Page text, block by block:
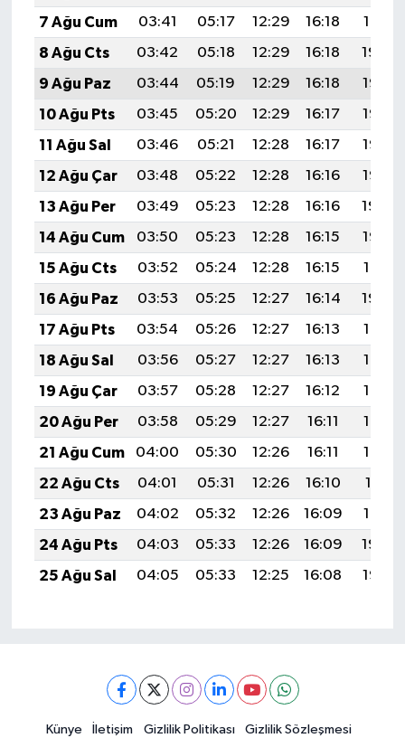
7 Ağu Cum
03:41 05:17 12:29 16:18
19:31
8 Ağu Cts
03:42 05:18 12:29 16:18
19:30
9 Ağu Paz
03:44 05:19 12:29 16:18
19:28
10 Ağu Pts
03:45 05:20 12:29 16:17
19:27
11 Ağu Sal
03:46 05:21 12:28 16:17
19:26
12 Ağu Çar
03:48 05:22 12:28 16:16
19:25
13 Ağu Per
03:49 05:23 12:28 16:16
19:24
14 Ağu Cum
03:50 05:23 12:28 16:15
19:22
15 Ağu Cts
03:52 05:24 12:28 16:15
19:21
16 Ağu Paz
03:53 05:25 12:27 16:14
19:20
17 Ağu Pts
03:54 05:26 12:27 16:13
19:18
18 Ağu Sal
03:56 05:27 12:27 16:13
19:17
19 Ağu Çar
03:57 05:28 12:27 16:12
19:16
20 Ağu Per
03:58 05:29 12:27 16:11
19:14
21 Ağu Cum
04:00 05:30 12:26 16:11
19:13
22 Ağu Cts
04:01 05:31 12:26 16:10
19:11
23 Ağu Paz
04:02 05:32 12:26 16:09
19:10
24 Ağu Pts
04:03 05:33 12:26 16:09
19:09
25 Ağu Sal
04:05 05:33 12:25 16:08 19:07
Künye İletişim Gizlilik Politikası
Gizlilik Sözleşmesi